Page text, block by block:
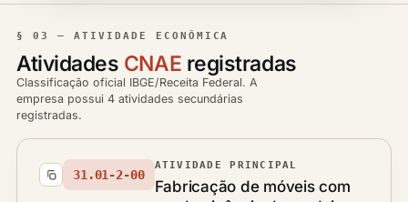
§ 03 — ATIVIDADE ECONÔMICA
Atividades CNAE registradas
Classificação oficial IBGE/Receita Federal. A
empresa possui 4 atividades secundárias
registradas.
31.01-2-00
ATIVIDADE PRINCIPAL
Fabricação de móveis com